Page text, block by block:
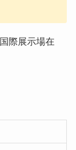
際展示場在